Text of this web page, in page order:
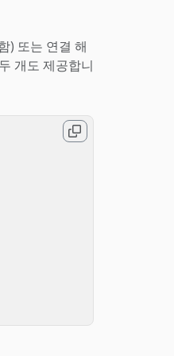
) 또는 연결 해
개도 제공합니